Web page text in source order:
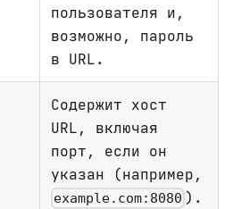
пользователя и,
возможно, пароль
в URL.
Содержит хост
URL, включая
порт, если он
указан (например,
example.com:8080 ).